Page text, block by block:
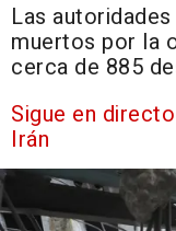
Las
muertos por la
cerca de 885
Sigue en
Irán